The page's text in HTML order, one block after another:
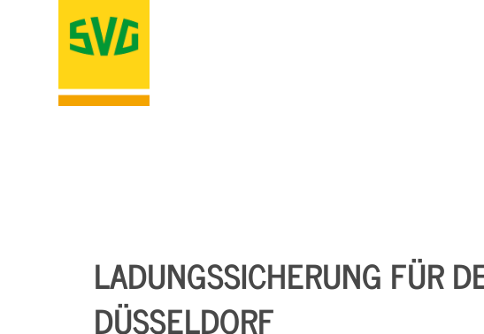
LADUNGSSICHERUNG FÜR
DÜSSELDORF